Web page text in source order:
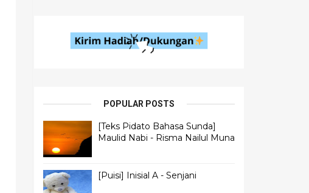
POPULAR POSTS
[Teks Pidato Bahasa Sunda]
Maulid Nabi - Risma Nailul Muna
[Puisi] Inisial A - Senjani